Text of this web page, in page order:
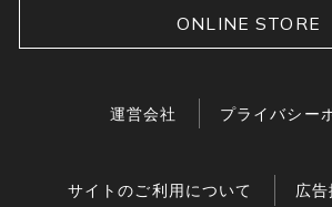
ONLINE STORE
運営会社 プライバシー
サイトのご利用について 広